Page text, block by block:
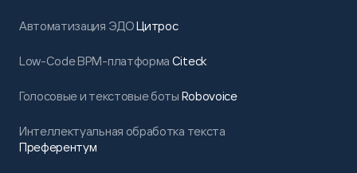
Автоматизация ЭДОЦитрос
Low-Code BPM-платформа Citeck
Голосовые и текстовые боты Robovoice
Интеллектуальная обработка текста
Преферентум